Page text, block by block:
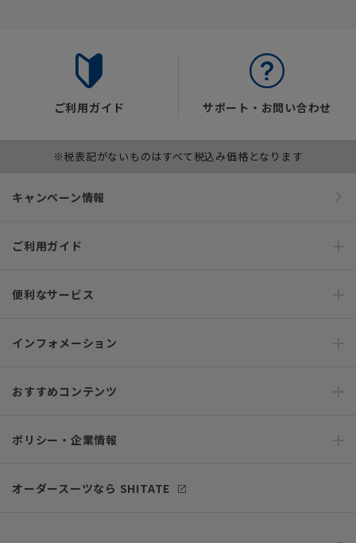
ご利用ガイド サポート・お問い合わせ
※税表記がないものはすべて税込み価格となります
キャンペーン情報
ご利用ガイド
便利なサービス
インフォメーション
おすすめコンテンツ
ポリシー・企業情報
オーダースーツなら SHITATE